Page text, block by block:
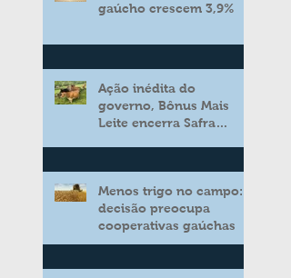
gaúcho crescem 3,9%
Ação inédita do
governo, Bônus Mais
Leite encerra Safra
aos produtores de leite
Menos trigo no campo:
decisão preocupa
cooperativas gaúchas